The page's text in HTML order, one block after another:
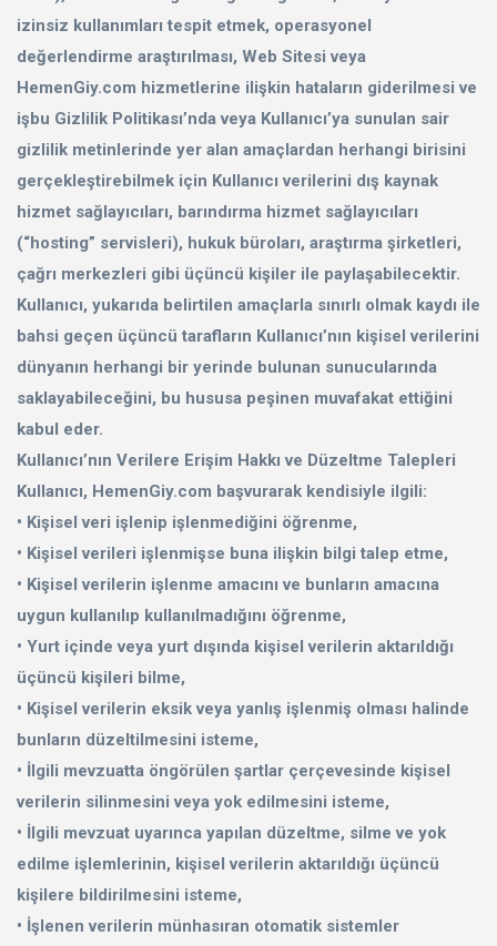
izinsiz kullanımları tespit etmek, operasyonel
değerlendirme araştırılması, Web Sitesi veya
HemenGiy.com hizmetlerine ilişkin hataların giderilmesi ve
işbu Gizlilik Politikası’nda veya Kullanıcı’ya sunulan sair
gizlilik metinlerinde yer alan amaçlardan herhangi birisini
gerçekleştirebilmek için Kullanıcı verilerini dış kaynak
hizmet sağlayıcıları, barındırma hizmet sağlayıcıları
(“hosting” servisleri), hukuk büroları, araştırma şirketleri,
çağrı merkezleri gibi üçüncü kişiler ile paylaşabilecektir.
Kullanıcı, yukarıda belirtilen amaçlarla sınırlı olmak kaydı ile
bahsi geçen üçüncü tarafların Kullanıcı’nın kişisel verilerini
dünyanın herhangi bir yerinde bulunan sunucularında
saklayabileceğini, bu hususa peşinen muvafakat ettiğini
kabul eder.
Kullanıcı’nın Verilere Erişim Hakkı ve Düzeltme Talepleri
Kullanıcı, HemenGiy.com başvurarak kendisiyle ilgili:
• Kişisel veri işlenip işlenmediğini öğrenme,
• Kişisel verileri işlenmişse buna ilişkin bilgi talep etme,
• Kişisel verilerin işlenme amacını ve bunların amacına
uygun kullanılıp kullanılmadığını öğrenme,
• Yurt içinde veya yurt dışında kişisel verilerin aktarıldığı
üçüncü kişileri bilme,
• Kişisel verilerin eksik veya yanlış işlenmiş olması halinde
bunların düzeltilmesini isteme,
• İlgili mevzuatta öngörülen şartlar çerçevesinde kişisel
verilerin silinmesini veya yok edilmesini isteme,
• İlgili mevzuat uyarınca yapılan düzeltme, silme ve yok
edilme işlemlerinin, kişisel verilerin aktarıldığı üçüncü
kişilere bildirilmesini isteme,
• İşlenen verilerin münhasıran otomatik sistemler